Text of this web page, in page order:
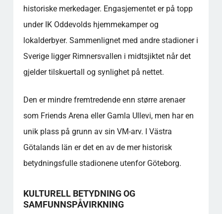
historiske merkedager. Engasjementet er på topp
under IK Oddevolds hjemmekamper og
lokalderbyer. Sammenlignet med andre stadioner i
Sverige ligger Rimnersvallen i midtsjiktet når det
gjelder tilskuertall og synlighet på nettet.
Den er mindre fremtredende enn større arenaer
som Friends Arena eller Gamla Ullevi, men har en
unik plass på grunn av sin VM-arv. I Västra
Götalands län er det en av de mer historisk
betydningsfulle stadionene utenfor Göteborg.
KULTURELL BETYDNING OG
SAMFUNNSPÅVIRKNING